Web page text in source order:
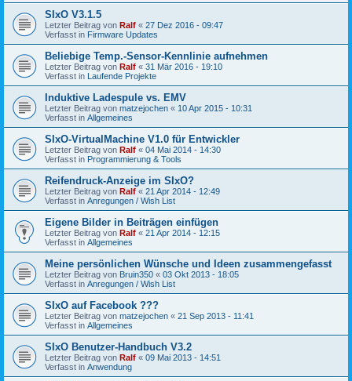
SIxO V3.1.5
Letzter Beitrag von Ralf « 27 Dez 2016 - 09:47
Verfasst in Firmware Updates
Beliebige Temp.-Sensor-Kennlinie aufnehmen
Letzter Beitrag von Ralf « 31 Mär 2016 - 19:10
Verfasst in Laufende Projekte
Induktive Ladespule vs. EMV
Letzter Beitrag von matzejochen « 10 Apr 2015 - 10:31
Verfasst in Allgemeines
SIxO-VirtualMachine V1.0 für Entwickler
Letzter Beitrag von Ralf « 04 Mai 2014 - 14:30
Verfasst in Programmierung & Tools
Reifendruck-Anzeige im SIxO?
Letzter Beitrag von Ralf « 21 Apr 2014 - 12:49
Verfasst in Anregungen / Wish List
Eigene Bilder in Beiträgen einfügen
Letzter Beitrag von Ralf « 21 Apr 2014 - 12:15
Verfasst in Allgemeines
Meine persönlichen Wünsche und Ideen zusammengefasst
Letzter Beitrag von Bruin350 « 03 Okt 2013 - 18:05
Verfasst in Anregungen / Wish List
SIxO auf Facebook ???
Letzter Beitrag von matzejochen « 21 Sep 2013 - 11:41
Verfasst in Allgemeines
SIxO Benutzer-Handbuch V3.2
Letzter Beitrag von Ralf « 09 Mai 2013 - 14:51
Verfasst in Anwendung